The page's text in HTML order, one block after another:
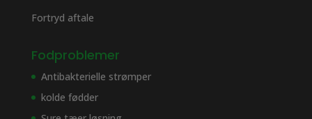
Fortryd aftale
Fodproblemer
Antibakterielle strømper
kolde fødder